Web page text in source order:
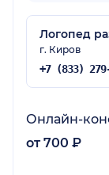
Логопед
г. Киров
Онлайн-
от 700 ₽